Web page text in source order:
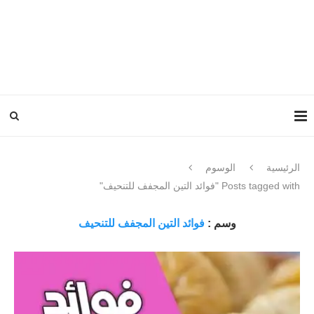
الرئيسية
الوسوم
Posts tagged with "فوائد التين المجفف للتنحيف"
وسم :فوائد التين المجفف للتنحيف